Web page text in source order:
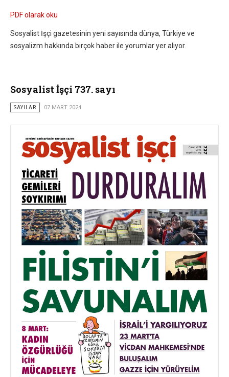
PDF olarak oku
Sosyalist İşçi gazetesinin yeni sayısında dünya, Türkiye ve
sosyalizm hakkında birçok haber ile yorumlar yer alıyor.
Sosyalist İşçi 737. sayı
SAYILAR 07 MART 2024